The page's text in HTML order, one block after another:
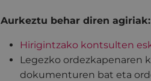
Aurkeztu behar diren agiriak:
Hirigintzako kontsulten
Legezko ordezkapenaren
dokumenturen bat eta